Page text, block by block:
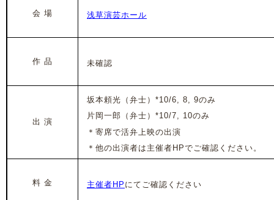
会 場 浅草演芸ホール
作 品 未確認
出 演
坂本頼光（弁士）*10/6, 8, 9のみ
片岡一郎（弁士）*10/7, 10のみ
＊寄席で活弁上映の出演
＊他の出演者は主催者HPでご確認ください。
料 金 主催者HP にてご確認ください